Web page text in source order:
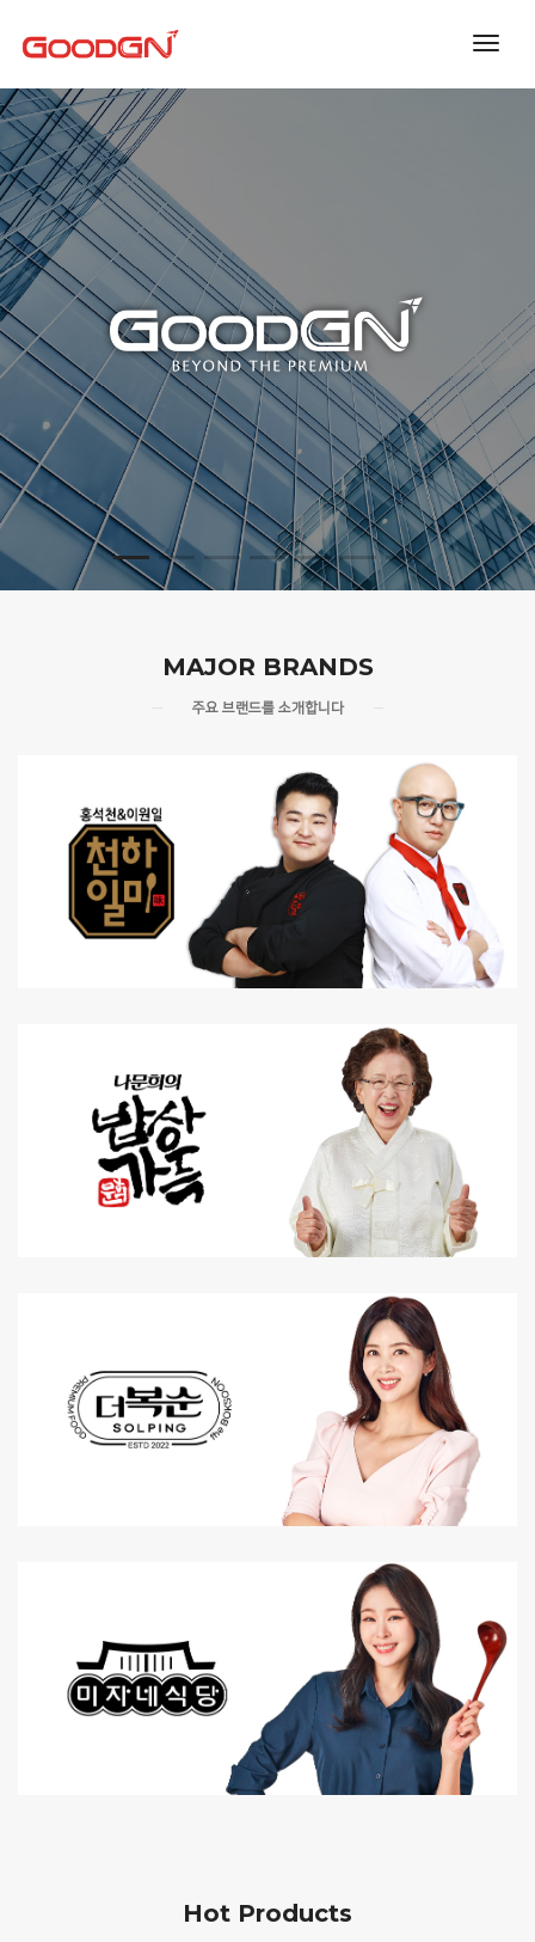
GOOD PEOPLE
좋은 사람들이 모여 만들어 갑니다
MAJOR BRANDS
주요 브랜드를 소개합니다
Hot Products